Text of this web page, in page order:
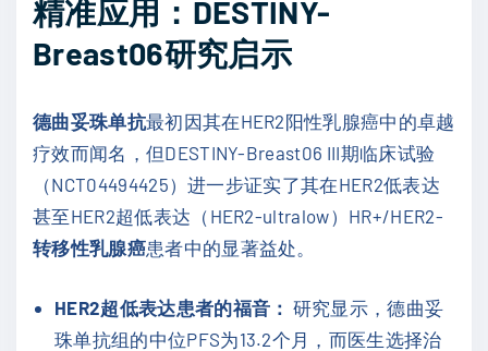
精准应用：DESTINY-
Breast06研究启示
德曲妥珠单抗最初因其在HER2阳性乳腺癌中的卓越
疗效而闻名，但DESTINY-Breast06 III期临床试验
（NCT04494425）进一步证实了其在HER2低表达
甚至HER2超低表达（HER2-ultralow）HR+/HER2-
转移性乳腺癌患者中的显著益处。
HER2超低表达患者的福音： 研究显示，德曲妥
珠单抗组的中位PFS为13.2个月，而医生选择治